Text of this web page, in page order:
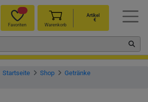
Favoriten Warenkorb
Artikel
€
Startseite Shop
Getränke